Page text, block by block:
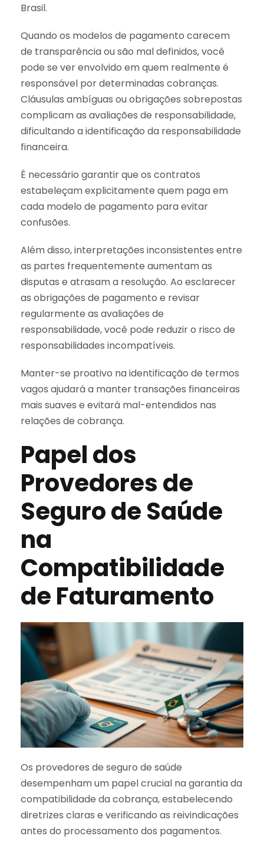
Brasil.
Quando os modelos de pagamento carecem
de transparência ou são mal definidos, você
pode se ver envolvido em quem realmente é
responsável por determinadas cobranças.
Cláusulas ambíguas ou obrigações sobrepostas
complicam as avaliações de responsabilidade,
dificultando a identificação da responsabilidade
financeira.
É necessário garantir que os contratos
estabeleçam explicitamente quem paga em
cada modelo de pagamento para evitar
confusões.
Além disso, interpretações inconsistentes entre
as partes frequentemente aumentam as
disputas e atrasam a resolução. Ao esclarecer
as obrigações de pagamento e revisar
regularmente as avaliações de
responsabilidade, você pode reduzir o risco de
responsabilidades incompatíveis.
Manter-se proativo na identificação de termos
vagos ajudará a manter transações financeiras
mais suaves e evitará mal-entendidos nas
relações de cobrança.
Papel dos
Provedores de
Seguro de Saúde
na
Compatibilidade
de Faturamento
Os provedores de seguro de saúde
desempenham um papel crucial na garantia da
compatibilidade da cobrança, estabelecendo
diretrizes claras e verificando as reivindicações
antes do processamento dos pagamentos.